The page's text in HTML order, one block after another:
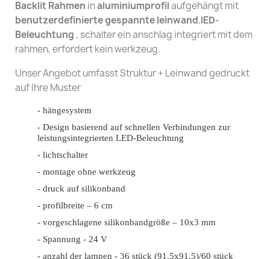
Backlit Rahmen inaluminiumprofilaufgehängt mit
benutzerdefinierte gespannte leinwand,lED-
Beleuchtung , schalter ein anschlag integriert mit dem
rahmen, erfordert kein werkzeug.
Unser Angebot umfasst Struktur + Leinwand gedruckt
auf Ihre Muster
- hängesystem
- Design basierend auf schnellen Verbindungen zur
leistungsintegrierten LED-Beleuchtung
- lichtschalter
- montage ohne werkzeug
- druck auf silikonband
- profilbreite – 6 cm
- vorgeschlagene silikonbandgröße – 10x3 mm
- Spannung - 24 V
- anzahl der lampen - 36 stück (91.5x91.5)/60 stück